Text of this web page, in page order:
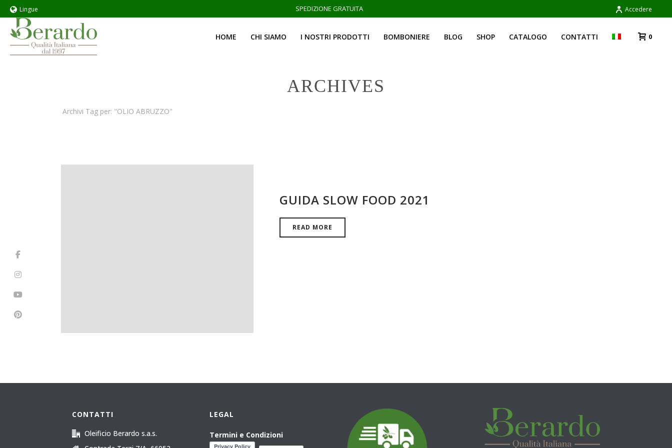
SPEDIZIONE GRATUITA
Lingue Accedere
HOME CHI SIAMO I NOSTRI PRODOTTI BOMBONIERE BLOG SHOP CATALOGO CONTATTI 0
ARCHIVES
Archivi Tag per: "OLIO ABRUZZO"
GUIDA SLOW FOOD 2021
READ MORE
CONTATTI
Oleificio Berardo s.a.s.
LEGAL
Termini e Condizioni